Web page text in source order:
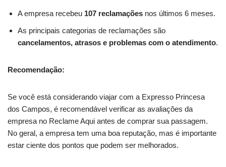
A empresa recebeu 107 reclamações nos últimos 6 meses.
As principais categorias de reclamações são
cancelamentos, atrasos e problemas com o atendimento.
Recomendação:
Se você está considerando viajar com a Expresso Princesa
dos Campos, é recomendável verificar as avaliações da
empresa no Reclame Aqui antes de comprar sua passagem.
No geral, a empresa tem uma boa reputação, mas é importante
estar ciente dos pontos que podem ser melhorados.